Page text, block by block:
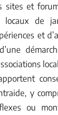
sites et
locaux de
et
y
ou